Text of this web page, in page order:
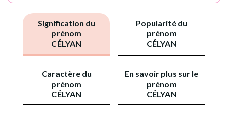
Signification du
prénom
CÉLYAN
Popularité du
prénom
CÉLYAN
Caractère du
prénom
CÉLYAN
En savoir plus sur le
prénom
CÉLYAN